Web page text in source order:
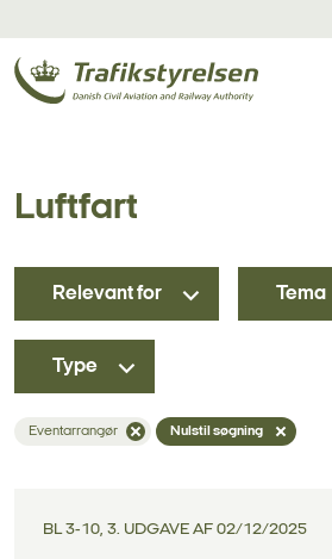
Luftfart
Eventarrangør Nulstil søgning
Relevant for Tema
Type
BL 3-10, 3. UDGAVE AF 02/12/2025